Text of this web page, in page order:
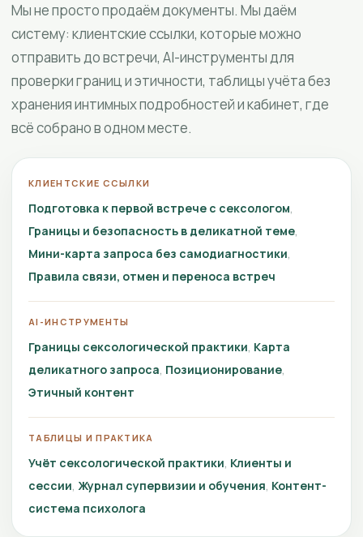
Мы не просто продаём документы. Мы даём
систему: клиентские ссылки, которые можно
отправить до встречи, AI-инструменты для
проверки границ и этичности, таблицы учёта без
хранения интимных подробностей и кабинет, где
всё собрано в одном месте.
КЛИЕНТСКИЕ ССЫЛКИ
Подготовка к первой встрече с сексологом
Границы и безопасность в деликатной теме
Мини-карта запроса без самодиагностики
Правила связи, отмен и переноса встреч
AI-ИНСТРУМЕНТЫ
Границы сексологической практики Карта
деликатного запроса Позиционирование
Этичный контент
ТАБЛИЦЫ И ПРАКТИКА
Учёт сексологической практики Клиенты и
сессии Журнал супервизии и обучения Контент-
система психолога